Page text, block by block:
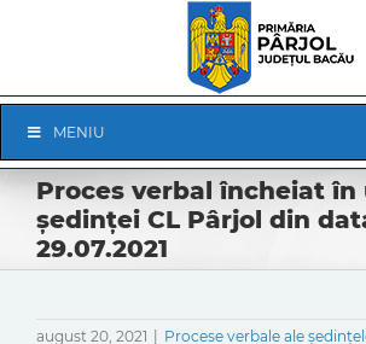
Navigation
MENIU
Proces verbal încheiat în
ședinței CL Pârjol din
29.07.2021
august 20, 2021 Procese verbale ale